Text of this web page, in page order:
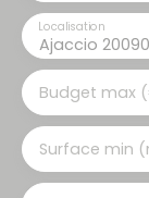
Ajaccio 20090
Localisation
Budget max
Surface min